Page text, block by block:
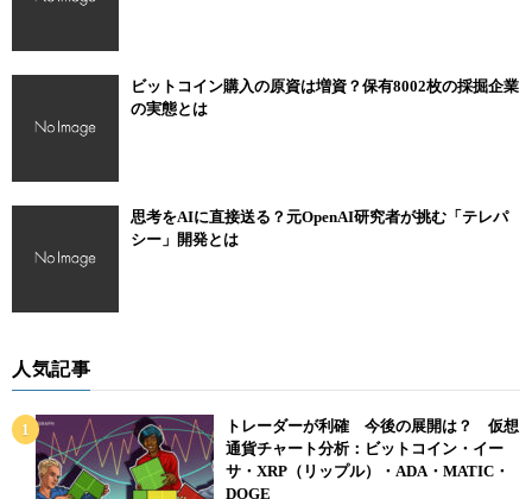
ビットコイン購入の原資は増資？保有8002枚の採掘企業
の実態とは
思考をAIに直接送る？元OpenAI研究者が挑む「テレパ
シー」開発とは
人気記事
トレーダーが利確 今後の展開は？ 仮想
通貨チャート分析：ビットコイン・イー
サ・XRP（リップル）・ADA・MATIC・
DOGE